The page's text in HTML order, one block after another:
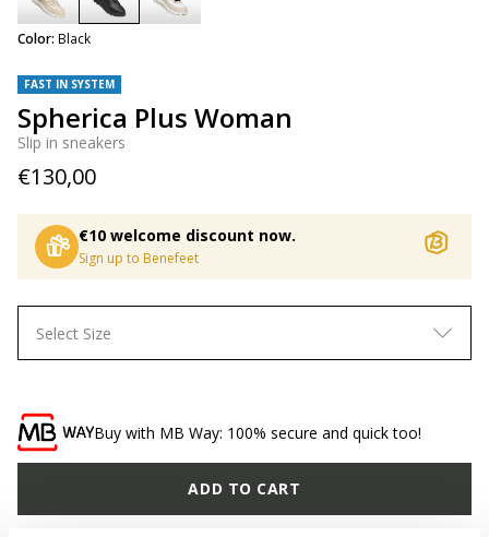
FAST IN SYSTEM
Spherica Plus Woman
Slip in sneakers
€130,00
€10 welcome discount now.
Sign up to Benefeet
Color: Black
Select Size
Buy with MB Way: 100% secure and quick too!
ADD TO CART